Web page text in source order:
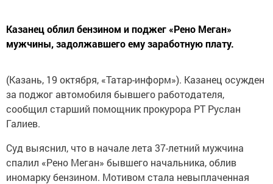
Казанец облил бензином и поджег «Рено Меган»
мужчины, задолжавшего ему заработную плату.
(Казань, 19 октября, «Татар-информ»). Казанец осужден
за поджог автомобиля бывшего работодателя,
сообщил старший помощник прокурора РТ Руслан
Галиев.
Суд выяснил, что в начале лета 37-летний мужчина
спалил «Рено Меган» бывшего начальника, облив
иномарку бензином. Мотивом стала невыплаченная